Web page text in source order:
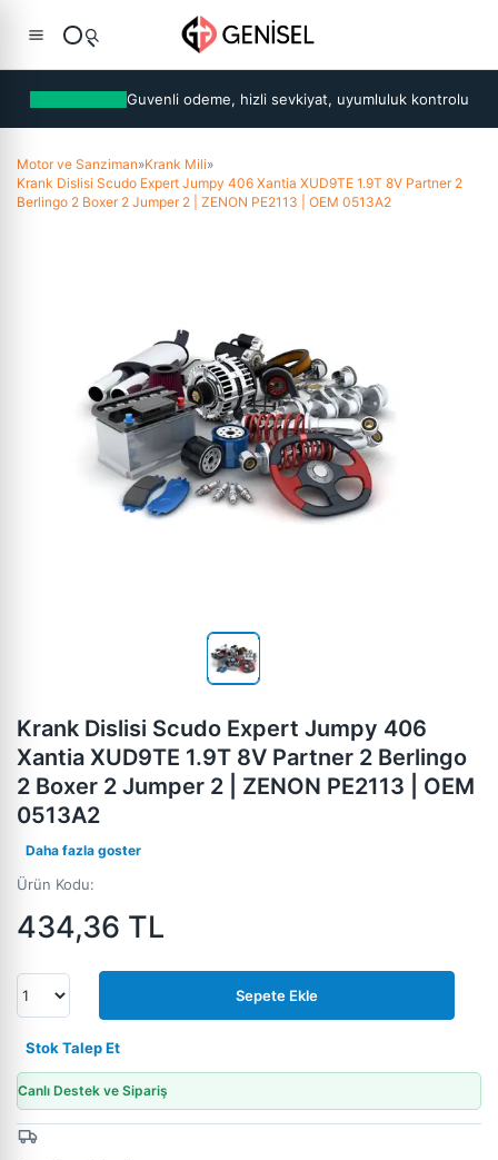
Guvenli odeme, hizli sevkiyat, uyumluluk kontrolu
Motor ve Sanziman»Krank Mili»
Krank Dislisi Scudo Expert Jumpy 406 Xantia XUD9TE 1.9T 8V Partner 2
Berlingo 2 Boxer 2 Jumper 2 | ZENON PE2113 | OEM 0513A2
Krank Dislisi Scudo Expert Jumpy 406
Xantia XUD9TE 1.9T 8V Partner 2 Berlingo
2 Boxer 2 Jumper 2 | ZENON PE2113 | OEM
0513A2
Daha fazla goster
Ürün Kodu:
434,36 TL
Sepete Ekle
Stok Talep Et
Canlı Destek ve Sipariş